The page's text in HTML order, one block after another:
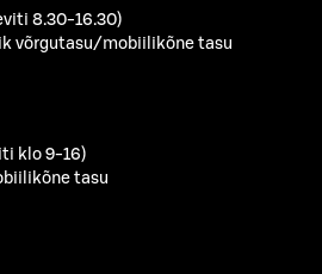
8.30-16.30)
võrgutasu/mobiilikõne tasu
klo 9-16)
tasu